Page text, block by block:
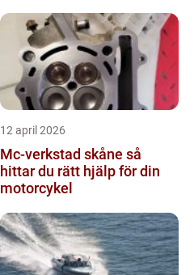
12 april 2026
Mc-verkstad skåne så
hittar du rätt hjälp för din
motorcykel